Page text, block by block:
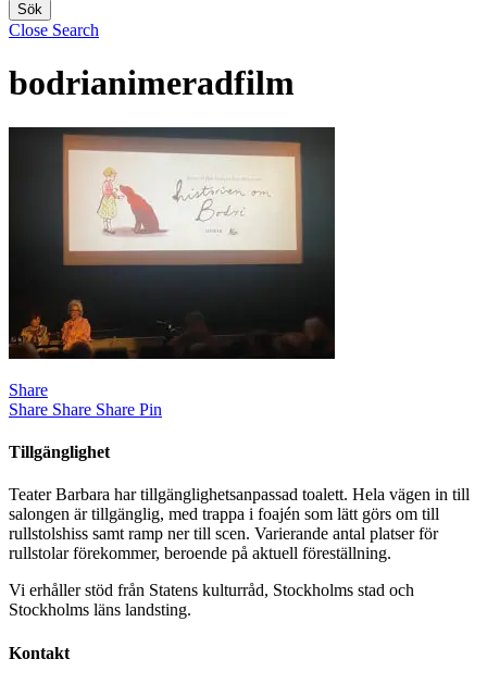
Sök
Close Search
bodrianimeradfilm
Share
Share Share Share Pin
Tillgänglighet
Teater Barbara har tillgänglighetsanpassad toalett. Hela vägen in till
salongen är tillgänglig, med trappa i foajén som lätt görs om till
rullstolshiss samt ramp ner till scen. Varierande antal platser för
rullstolar förekommer, beroende på aktuell föreställning.
Vi erhåller stöd från Statens kulturråd, Stockholms stad och
Stockholms läns landsting.
Kontakt